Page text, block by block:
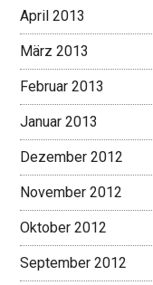
April 2013
März 2013
Februar 2013
Januar 2013
Dezember 2012
November 2012
Oktober 2012
September 2012